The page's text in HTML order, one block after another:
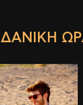
ΙΔΑΝΙΚΉ